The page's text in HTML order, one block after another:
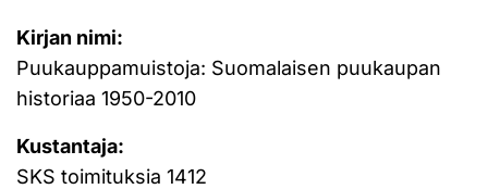
Kirjan nimi:
Puukauppamuistoja: Suomalaisen puukaupan
historiaa 1950-2010
Kustantaja:
SKS toimituksia 1412